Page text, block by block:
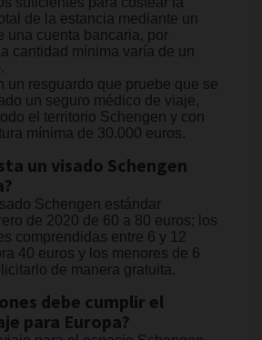
de la estancia mediante un
una cuenta bancaria, por
cantidad mínima varía de un
un resguardo que pruebe que se
un seguro médico de viaje,
el territorio Schengen y con
mínima de 30.000 euros.
un visado Schengen
Schengen estándar
de 2020 de 60 a 80 euros; los
comprendidas entre 6 y 12
40 euros y los menores de 6
de manera gratuita.
debe cumplir el
para Europa?